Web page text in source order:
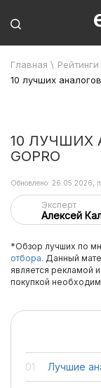
Главная \
10 лучших
10 ЛУЧШИХ
GOPRO
Эксперт
Алексей
Обновлено: 26.05.2026,
*Обзор лучших по
отбора. Данный
является рекламой
покупкой
Лучшие